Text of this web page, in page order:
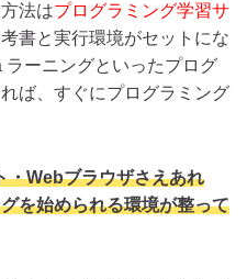
法はプログラミング学習サ
書と実行環境がセットにな
ーニングといったプログ
ば、すぐにプログラミング
・Webブラウザさえあれ
を始められる環境が整って